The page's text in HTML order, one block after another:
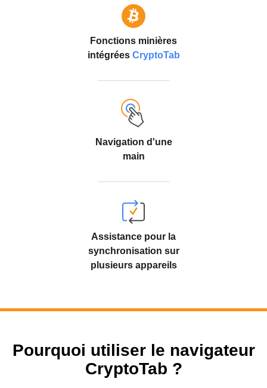
Fonctions minières
intégrées CryptoTab
Navigation d'une
main
Assistance pour la
synchronisation sur
plusieurs appareils
Pourquoi utiliser le navigateur
CryptoTab ?